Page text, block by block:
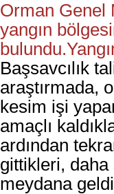
Orman Genel
yangın
bulundu.
Başsavcılık
araştırmada,
kesim işi
amaçlı
ardından
gittikleri, daha
meydana